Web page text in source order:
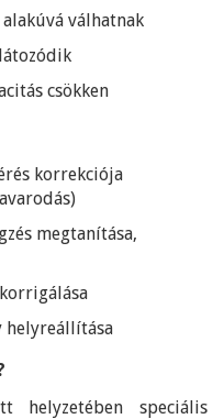
válhatnak
csökken
korrekciója
megtanítása,
helyreállítása
helyzetében speciális